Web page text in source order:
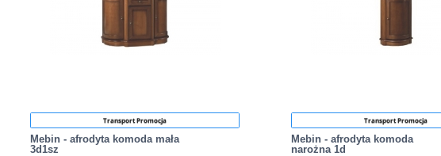
Transport Promocja
Mebin - afrodyta komoda mała
3d1sz
Transport Promocja
Mebin - afrodyta komoda
narożna 1d